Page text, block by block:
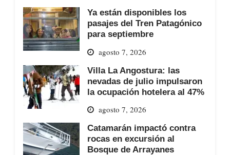
Ya están disponibles los
pasajes del Tren Patagónico
para septiembre
agosto 7, 2026
Villa La Angostura: las
nevadas de julio impulsaron
la ocupación hotelera al 47%
agosto 7, 2026
Catamarán impactó contra
rocas en excursión al
Bosque de Arrayanes